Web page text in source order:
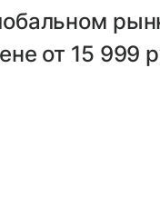
от 15 999